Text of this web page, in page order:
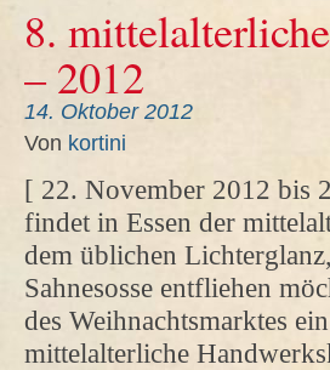
8.
– 2012
14. Oktober 2012
Von kortini
[ 22. November 2012 bis
findet in Essen der
dem üblichen
Sahnesosse entfliehen
des Weihnachtsmarktes
mittelalterliche